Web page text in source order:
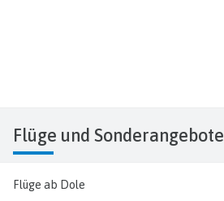
Flüge und Sonderangebote
Flüge ab Dole